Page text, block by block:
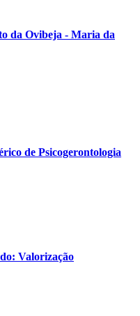
da Ovibeja - Maria da
de Psicogerontologia
Valorização